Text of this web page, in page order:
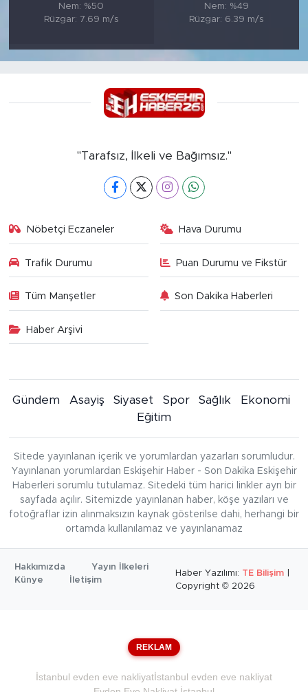
Nem: %50
Rüzgar: 7.69 m/s
Nem: %49
Rüzgar: 6.39 m/s
"Tarafsız, İlkeli ve Bağımsız."
Nöbetçi Eczaneler Hava Durumu
Trafik Durumu Puan Durumu ve Fikstür
Tüm Manşetler Son Dakika Haberleri
Haber Arşivi
Gündem Asayiş Siyaset Spor Sağlık
Ekonomi
Eğitim
Sitede yayınlanan içerik ve yorumlardan yazarları sorumludur.
Yayınlanan yorumlardan Eskişehir Haber - Son Dakika Eskişehir
Haberleri sorumlu tutulamaz. Sitedeki tüm harici linkler ayrı bir
sayfada açılır. Sitemizde yayınlanan haber, köşe yazıları ve
fotoğraflar izin alınmaksızın kaynak gösterilse dahi, herhangi bir
ortamda kullanılamaz ve yayınlanamaz
Hakkımızda
Yayın İlkeleri
Künye
İletişim
Haber Yazılımı: TE Bilişim
Copyright © 2026
REKLAM
İstanbul evden eve nakliyatİstanbul evden eve nakliyat